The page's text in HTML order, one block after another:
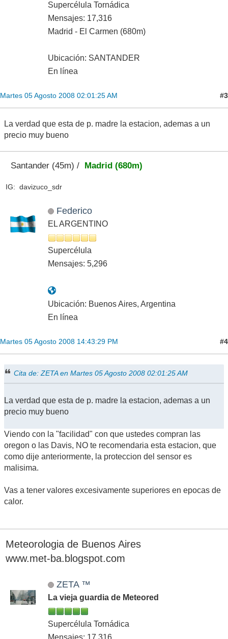
Supercélula Tornádica
Mensajes: 17,316
Madrid - El Carmen (680m)
Ubicación: SANTANDER
En línea
Martes 05 Agosto 2008 02:01:25 AM #3
La verdad que esta de p. madre la estacion, ademas a un
precio muy bueno
Santander (45m) / Madrid (680m)
IG: davizuco_sdr
Federico
EL ARGENTINO
Supercélula
Mensajes: 5,296
Ubicación: Buenos Aires, Argentina
En línea
Martes 05 Agosto 2008 14:43:29 PM #4
Cita de: ZETA en Martes 05 Agosto 2008 02:01:25 AM
La verdad que esta de p. madre la estacion, ademas a un
precio muy bueno
Viendo con la "facilidad" con que ustedes compran las
oregon o las Davis, NO te recomendaria esta estacion, que
como dije anteriormente, la proteccion del sensor es
malisima.
Vas a tener valores excesivamente superiores en epocas de
calor.
Meteorologia de Buenos Aires
www.met-ba.blogspot.com
ZETA ™
La vieja guardia de Meteored
Supercélula Tornádica
Mensajes: 17,316